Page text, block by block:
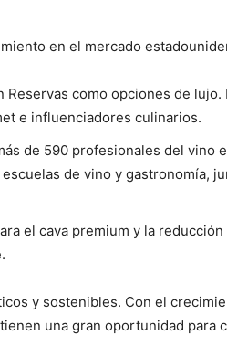
en el mercado
Reservas como opciones de
e influenciadores culinarios.
de 590 profesionales del
de vino y gastronomía,
el cava premium y la
y sostenibles. Con el
una gran oportunidad